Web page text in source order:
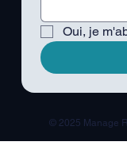
Oui, je
© 2025 Manage